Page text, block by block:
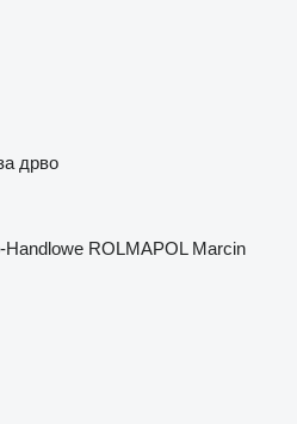
дрво
ROLMAPOL Marcin